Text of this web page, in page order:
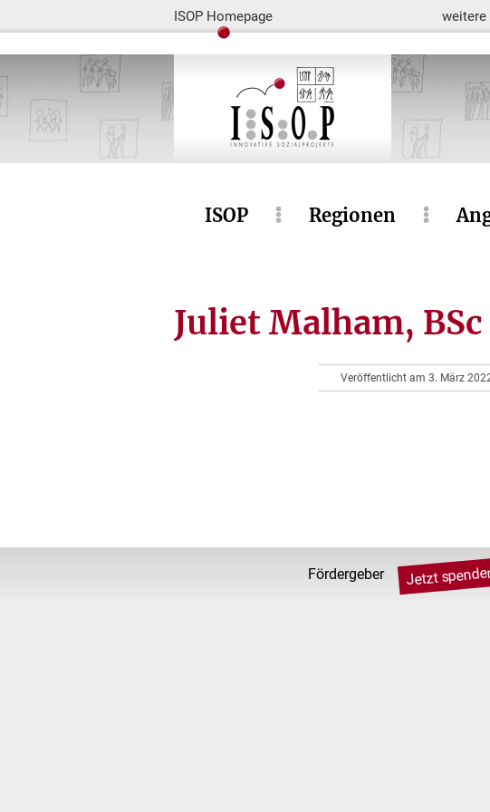
ISOP Homepage weitere
ISOP Regionen
Juliet Malham, BSc
Veröffentlicht am 3. März
Fördergeber Jetzt